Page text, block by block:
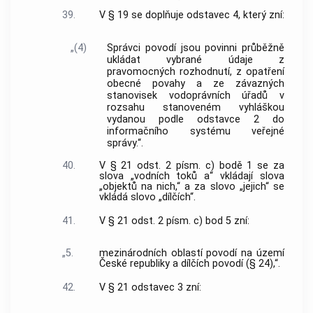
39.
V § 19 se doplňuje odstavec 4, který zní:
„(4)
Správci povodí jsou povinni průběžně
ukládat vybrané údaje z
pravomocných rozhodnutí, z opatření
obecné povahy a ze závazných
stanovisek vodoprávních úřadů v
rozsahu stanoveném vyhláškou
vydanou podle odstavce 2 do
informačního systému veřejné
správy.“.
40.
V § 21 odst. 2 písm. c) bodě 1 se za
slova „vodních toků a“ vkládají slova
„objektů na nich,“ a za slovo „jejich“ se
vkládá slovo „dílčích“.
41.
V § 21 odst. 2 písm. c) bod 5 zní:
„5.
mezinárodních oblastí povodí na území
České republiky a dílčích povodí (§ 24),“.
42.
V § 21 odstavec 3 zní: